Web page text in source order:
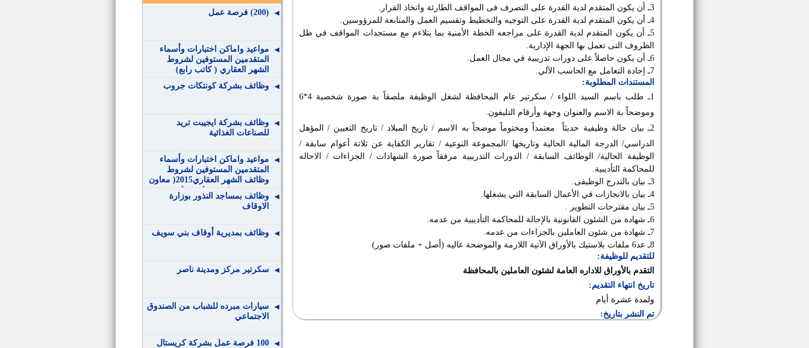
3ـ أن يكون المتقدم لدية القدرة على التصرف فى المواقف الطارئة واتخاذ القرار.
4ـ أن يكون المتقدم لدية القدرة على التوجيه والتخطيط وتقسيم العمل والمتابعة للمرؤوسين.
5ـ أن يكون المتقدم لدية القدرة على مراجعه الخطة الأمنية بما يتلاءم مع مستجدات المواقف في ظل
الظروف التى تعمل بها الجهة الإدارية.
6ـ أن يكون حاصلاً على دورات تدريبية في مجال العمل.
7ـ إجادة التعامل مع الحاسب الآلي.
المستندات المطلوبة:
1ـ طلب باسم السيد اللواء / سكرتير عام المحافظة لشغل الوظيفة ملصقاً بة صورة شخصية 4*6
وموضحاً بة الاسم والعنوان وجهة وأرقام التليفون.
2ـ بيان حالة وظيفية حديثاً
معتمداً ومختوماً موضحاً به الاسم / تاريخ الميلاد / تاريخ التعيين / المؤهل
الدراسي/ الدرجة المالية الحالية وتاريخها /المجموعة النوعية / تقارير الكفاية عن ثلاتة أعوام سابقة /
الوظيفة الحالية/ الوظائف السابقة / الدورات التدريبية مرفقاً صورة الشهادات / الجزاءات / الاحاله
للمحاكمة التأديبية.
3ـ بيان بالتدرج الوظيفى.
4ـ بيان بالانجازات في الأعمال السابقة التي يشغلها.
5ـ بيان مقترحات التطوير .
6ـ شهادة من الشئون القانونية بالإحالة للمحاكمة التأديبية من عدمه.
7ـ شهادة من شئون العاملين بالجزاءات من عدمه.
8ـ عد6 ملفات بلاستيك بالأوراق الآتية اللازمة والموضحة عاليه (أصل + ملفات صور)
للتقديم للوظيفة:
التقدم بالأوراق للاداره العامة لشئون العاملين بالمحافظة
تاريخ انتهاء التقديم:
ولمدة عشرة أيام
تم النشر بتاريخ:
(200) فرصة عمل
مواعيد‬ واماكن اختبارات وأسماء
المتقدمين المستوفين لشروط
الشهر العقاري ( كاتب رابع)
وظائف بشركة كونتكات جروب
وظائف بشركة ايجيبت تريد
للصناعات الغذائية
‏مواعيد‬ واماكن اختبارات وأسماء
المتقدمين المستوفين لشروط
وظائف الشهر العقاري2015( معاون
خدمة – حرفي مساعد سائق –
حرفي مساعد تجليد )
وظائف بمساجد النذور بوزارة
الاوقاف
وظائف بمديرية أوقاف بني سويف
سكرتير مركز ومدينة ناصر
سيارات مبرده للشباب من الصندوق
الاجتماعي
100 فرصة عمل بشركة كريستال